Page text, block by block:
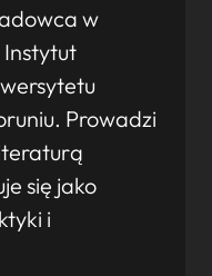
w
Prowadzi
się jako
i